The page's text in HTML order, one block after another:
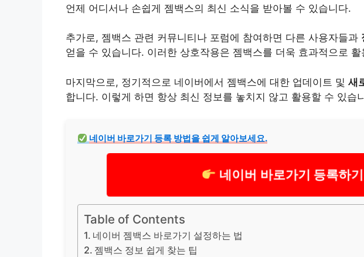
언제 어디서나 손쉽게 젬백스의 최신 소식을 받아볼 수 있습니다.
추가로, 젬백스 관련 커뮤니티나 포럼에 참여하면 다른 사용자들과
얻을 수 있습니다. 이러한 상호작용은 젬백스를 더욱 효과적으로
마지막으로, 정기적으로 네이버에서 젬백스에 대한 업데이트 및 새
합니다. 이렇게 하면 항상 최신 정보를 놓치지 않고 활용할 수 있습
네이버 바로가기 등록 방법을 쉽게 알아보세요.
네이버 바로가기 등록하기
Table of Contents
네이버 젬백스 바로가기 설정하는 법
젬백스 정보 쉽게 찾는 팁